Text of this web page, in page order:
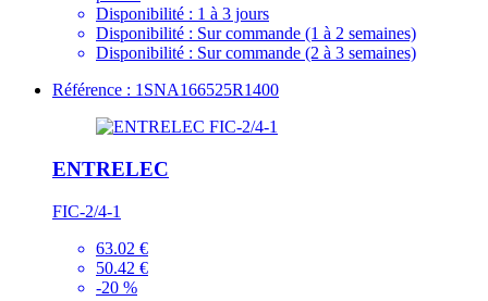
Disponibilité : 1 à 3 jours
Disponibilité : Sur commande (1 à 2 semaines)
Disponibilité : Sur commande (2 à 3 semaines)
Référence : 1SNA166525R1400
ENTRELEC
FIC-2/4-1
63.02 €
50.42 €
-20 %